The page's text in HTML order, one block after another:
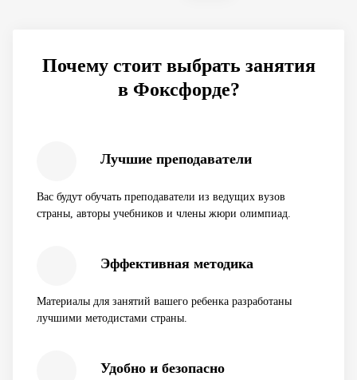
Почему стоит выбрать занятия
в Фоксфорде?
Лучшие преподаватели
Вас будут обучать преподаватели из ведущих вузов
страны, авторы учебников и члены жюри олимпиад.
Эффективная методика
Материалы для занятий вашего ребенка разработаны
лучшими методистами страны.
Удобно и безопасно